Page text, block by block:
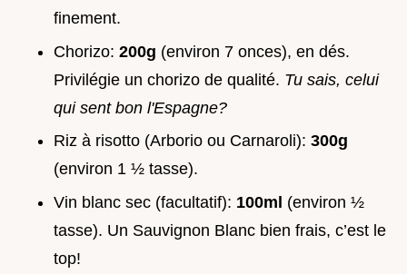
finement.
Chorizo: 200g (environ 7 onces), en dés.
Privilégie un chorizo de qualité. Tu sais, celui
qui sent bon l'Espagne?
Riz à risotto (Arborio ou Carnaroli): 300g
(environ 1 ½ tasse).
Vin blanc sec (facultatif): 100ml (environ ½
tasse). Un Sauvignon Blanc bien frais, c’est le
top!